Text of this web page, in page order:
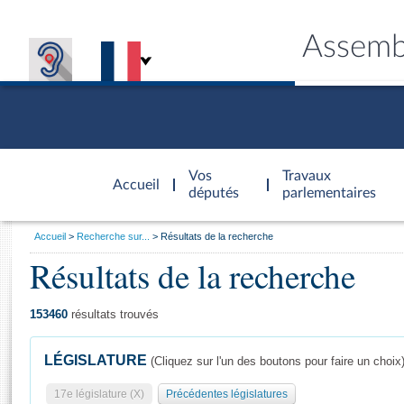
Accueil
d'accueil
Vos
députés
Travaux
parlementaires
Général
Vous
Accueil Recherche sur... Résultats de la recherche
Résultats de la recherche
153460 résultats trouvés
LÉGISLATURE (Cliquez sur l'un des boutons pour faire un choix)
17e législature (X) Précédentes législatures